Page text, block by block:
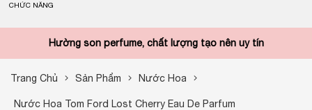
CHỨC NĂNG
Hường son perfume, chất lượng tạo nên uy tín
Trang Chủ Sản Phẩm Nước Hoa
Nước Hoa Tom Ford Lost Cherry Eau De Parfum